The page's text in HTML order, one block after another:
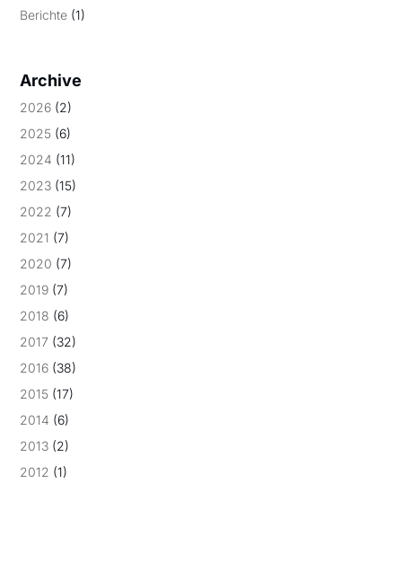
Berichte (1)
Archive
2026 (2)
2025 (6)
2024 (11)
2023 (15)
2022 (7)
2021 (7)
2020 (7)
2019 (7)
2018 (6)
2017 (32)
2016 (38)
2015 (17)
2014 (6)
2013 (2)
2012 (1)